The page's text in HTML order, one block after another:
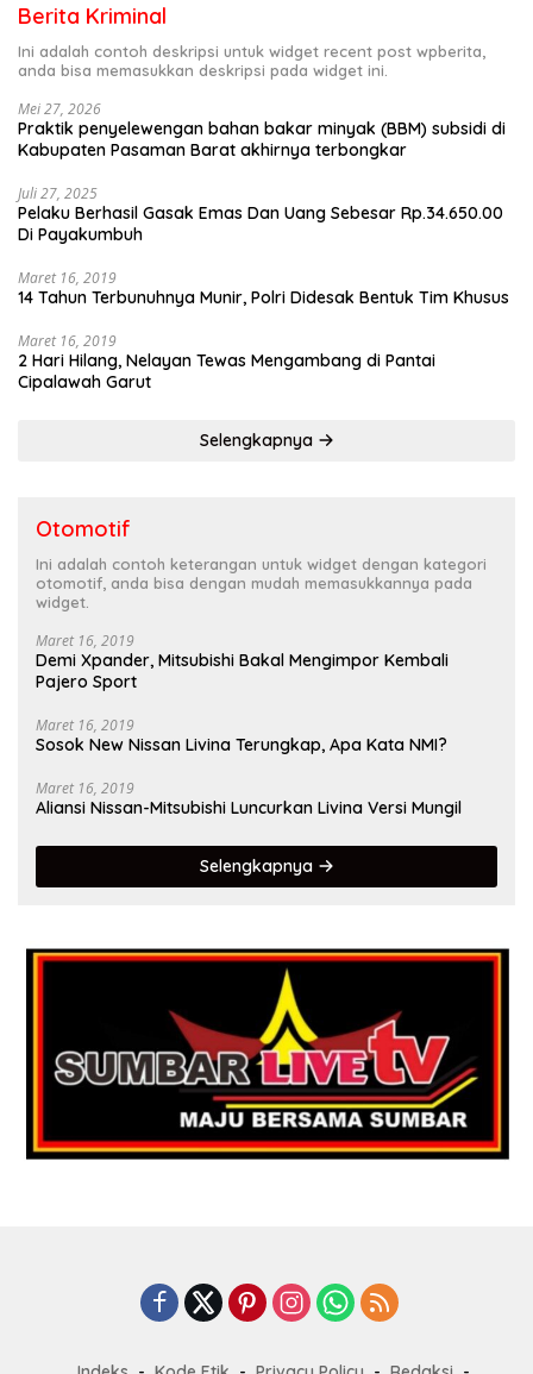
Berita Kriminal
Ini adalah contoh deskripsi untuk widget recent post wpberita,
anda bisa memasukkan deskripsi pada widget ini.
Mei 27, 2026
Praktik penyelewengan bahan bakar minyak (BBM) subsidi di
Kabupaten Pasaman Barat akhirnya terbongkar
Juli 27, 2025
Pelaku Berhasil Gasak Emas Dan Uang Sebesar Rp.34.650.00
Di Payakumbuh
Maret 16, 2019
14 Tahun Terbunuhnya Munir, Polri Didesak Bentuk Tim Khusus
Maret 16, 2019
2 Hari Hilang, Nelayan Tewas Mengambang di Pantai
Cipalawah Garut
Selengkapnya
Otomotif
Ini adalah contoh keterangan untuk widget dengan kategori
otomotif, anda bisa dengan mudah memasukkannya pada
widget.
Maret 16, 2019
Demi Xpander, Mitsubishi Bakal Mengimpor Kembali
Pajero Sport
Maret 16, 2019
Sosok New Nissan Livina Terungkap, Apa Kata NMI?
Maret 16, 2019
Aliansi Nissan-Mitsubishi Luncurkan Livina Versi Mungil
Selengkapnya